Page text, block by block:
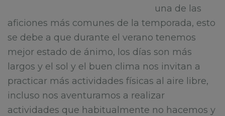
una de las
aficiones más comunes de la temporada, esto
se debe a que durante el verano tenemos
mejor estado de ánimo, los días son más
largos y el sol y el buen clima nos invitan a
practicar más actividades físicas al aire libre,
incluso nos aventuramos a realizar
actividades que habitualmente no hacemos y